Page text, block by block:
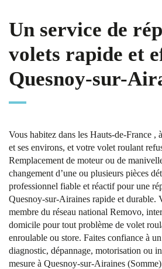
Un service de
volets rapide et
Quesnoy-sur-
Vous habitez dans les Hauts-de-France ,
et ses environs, et votre volet roulant
Remplacement de moteur ou de
changement d’une ou plusieurs pièces
professionnel fiable et réactif pour une
Quesnoy-sur-Airaines rapide et durable.
membre du réseau national Removo,
domicile pour tout problème de volet
enroulable ou store. Faites confiance à
diagnostic, dépannage, motorisation ou
mesure à Quesnoy-sur-Airaines